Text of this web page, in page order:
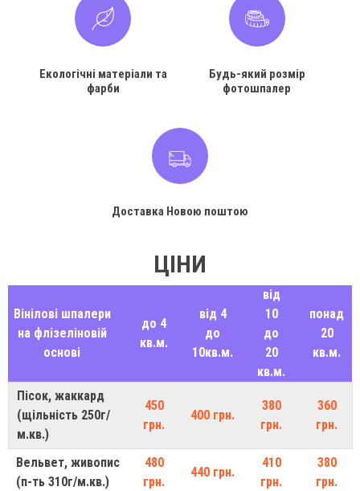
Екологічні матеріали та
фарби
Будь-який розмір
фотошпалер
Доставка Новою поштою
ЦІНИ
Вінілові шпалери
на флізеліновій
основі
до 4
кв.м.
від 4
до
10кв.м.
від
10
до
20
кв.м.
понад
20
кв.м.
Пісок, жаккард
(щільність 250г/
м.кв.)
450
грн.
400 грн.
380
грн.
360
грн.
Вельвет, живопис
(п-ть 310г/м.кв.)
480
грн.
440 грн.
410
грн.
380
грн.